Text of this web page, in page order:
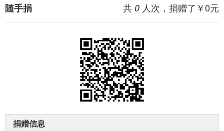
共 0 人次，捐赠了￥0元
随手捐
捐赠信息